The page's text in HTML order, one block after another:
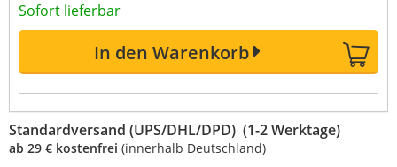
Sofort lieferbar
In den Warenkorb
Standardversand (UPS/DHL/DPD) (1-2 Werktage)
ab 29 € kostenfrei (innerhalb Deutschland)